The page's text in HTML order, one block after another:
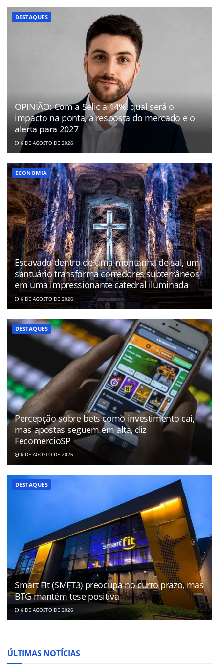
DESTAQUES
OPINIÃO: Com a Selic a 14%, qual será o
impacto na ponta, a resposta do mercado e o
alerta para 2027
6 DE AGOSTO DE 2026
ECONOMIA
Escavado dentro de uma montanha de sal, um
santuário transforma corredores subterrâneos
em uma impressionante catedral iluminada
6 DE AGOSTO DE 2026
DESTAQUES
Percepção sobre bets como investimento cai,
mas apostas seguem em alta, diz
FecomercioSP
6 DE AGOSTO DE 2026
DESTAQUES
Smart Fit (SMFT3) preocupa no curto prazo, mas
BTG mantém tese positiva
6 DE AGOSTO DE 2026
ÚLTIMAS NOTÍCIAS